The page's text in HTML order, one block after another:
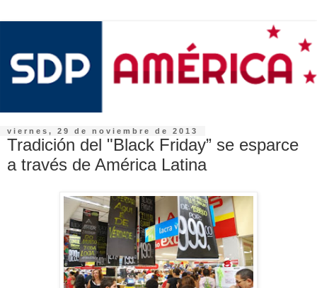
viernes, 29 de noviembre de 2013
Tradición del "Black Friday” se esparce
a través de América Latina